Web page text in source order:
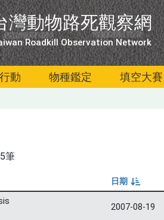
灣動物路死觀察網
Roadkill Observation Network
動 物種鑑定 填空大賽
筆
日期
由小到大
2007-08-19